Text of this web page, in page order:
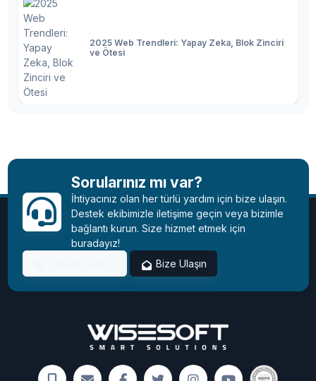
2025 Web Trendleri: Yapay Zeka, Blok Zinciri
ve Ötesi
Yenilikler ve Gelecek
Instagram Açıldı!
Programsız windows 11 etkinleştirme işlemi
Sorularınız mı var?
İhtiyacınız olan her türlü yardım için bize ulaşın.
Destek ekibimizle iletişime geçin veya bizimle
bağlantı kurun. Size hizmet etmek için
buradayız!
Bize Ulaşın